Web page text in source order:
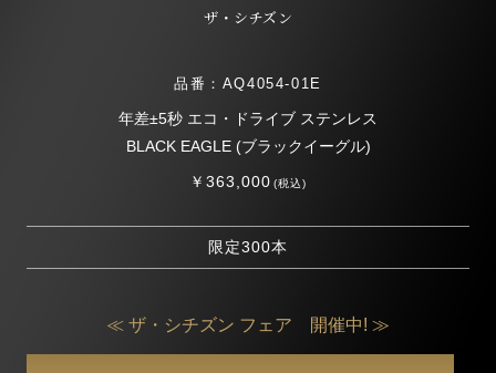
ザ・シチズン
品番：AQ4054-01E
年差±5秒 エコ・ドライブ ステンレス
BLACK EAGLE (ブラックイーグル)
￥363,000(税込)
限定300本
≪ ザ・シチズン フェア 開催中! ≫